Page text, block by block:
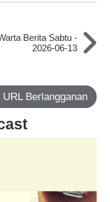
Berita Sabtu -
2026-06-13
Berlangganan